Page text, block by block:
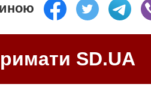
SD.UA